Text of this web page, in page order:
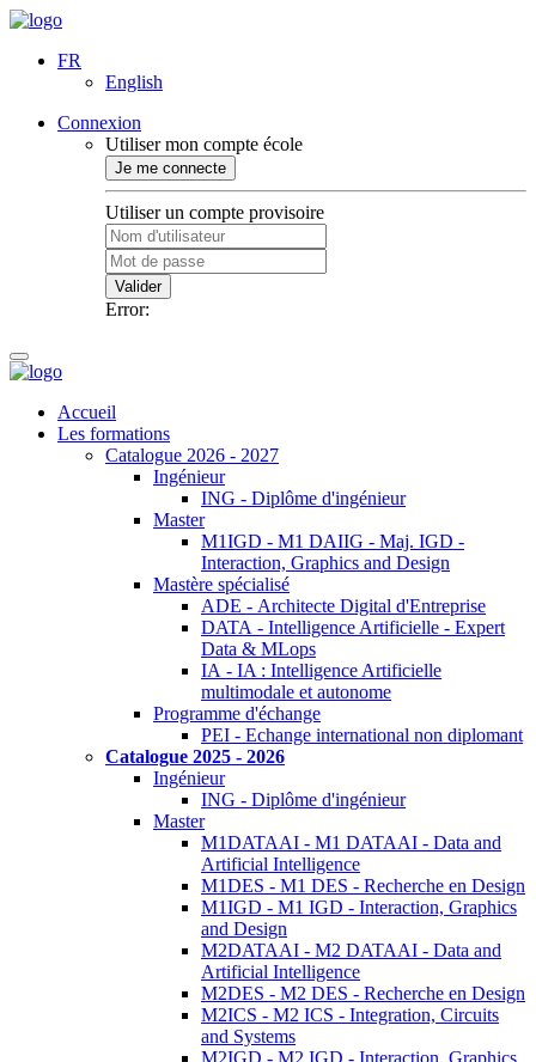
FR
English
Connexion
Utiliser mon compte école
Je me connecte
Utiliser un compte provisoire
Valider
Error:
Accueil
Les formations
Catalogue 2026 - 2027
Ingénieur
ING - Diplôme d'ingénieur
Master
M1IGD - M1 DAIIG - Maj. IGD -
Interaction, Graphics and Design
Mastère spécialisé
ADE - Architecte Digital d'Entreprise
DATA - Intelligence Artificielle - Expert
Data & MLops
IA - IA : Intelligence Artificielle
multimodale et autonome
Programme d'échange
PEI - Echange international non diplomant
Catalogue 2025 - 2026
Ingénieur
ING - Diplôme d'ingénieur
Master
M1DATAAI - M1 DATAAI - Data and
Artificial Intelligence
M1DES - M1 DES - Recherche en Design
M1IGD - M1 IGD - Interaction, Graphics
and Design
M2DATAAI - M2 DATAAI - Data and
Artificial Intelligence
M2DES - M2 DES - Recherche en Design
M2ICS - M2 ICS - Integration, Circuits
and Systems
M2IGD - M2 IGD - Interaction, Graphics